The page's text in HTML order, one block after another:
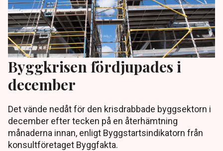
Byggkrisen fördjupades i
december
Det vände nedåt för den krisdrabbade byggsektorn i
december efter tecken på en återhämtning
månaderna innan, enligt Byggstartsindikatorn från
konsultföretaget Byggfakta.